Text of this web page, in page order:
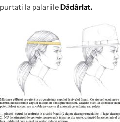
purtati la palariileDădârlat.